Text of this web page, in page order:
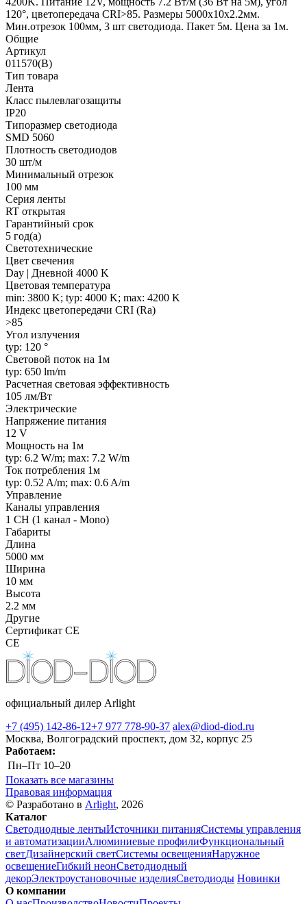
120°, цветопередача CRI>85. Размеры 5000х10x2.2мм.
Мин.отрезок 100мм, 3 шт светодиода. Пакет 5м. Цена за 1м.
Общие
Артикул
011570(B)
Тип товара
Лента
Класс пылевлагозащиты
IP20
Типоразмер светодиода
SMD 5060
Плотность светодиодов
30 шт/м
Минимальный отрезок
100 мм
Серия ленты
RT открытая
Гарантийный срок
5 год(а)
Светотехнические
Цвет свечения
Day | Дневной 4000 K
Цветовая температура
min: 3800 K; typ: 4000 K; max: 4200 K
Индекс цветопередачи CRI (Ra)
>85
Угол излучения
typ: 120 °
Световой поток на 1м
typ: 650 lm/m
Расчетная световая эффективность
105 лм/Вт
Электрические
Напряжение питания
12 V
Мощность на 1м
typ: 6.2 W/m; max: 7.2 W/m
Ток потребления 1м
typ: 0.52 A/m; max: 0.6 A/m
Управление
Каналы управления
1 CH (1 канал - Mono)
Габариты
Длина
5000 мм
Ширина
10 мм
Высота
2.2 мм
Другие
Сертификат CE
CE
официальный дилер Arlight
+7 (495) 142-86-12+7 977 778-90-37 alex@diod-diod.ru
Москва, Волгоградский проспект, дом 32, корпус 25
Работаем:
Пн–Пт 10–20
Показать все магазины
Правовая информация
© Разработано в Arlight, 2026
Каталог
Светодиодные лентыИсточники питанияСистемы управления
и автоматизацииАлюминиевые профилиФункциональный
светДизайнерский светСистемы освещенияНаружное
освещениеГибкий неонСветодиодный
декорЭлектроустановочные изделияСветодиоды Новинки
О компании